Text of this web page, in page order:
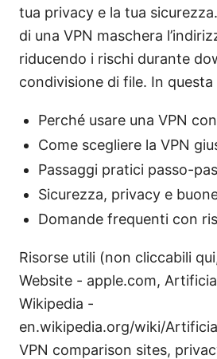
tua privacy e la tua
di una VPN maschera
riducendo i rischi durante
condivisione di file. In
Perché usare una VPN
Come scegliere la VPN
Passaggi pratici passo-
Sicurezza, privacy e
Domande frequenti con
Risorse utili (non cliccabili
Website - apple.com,
Wikipedia -
en.wikipedia.org/wiki/
VPN comparison sites,